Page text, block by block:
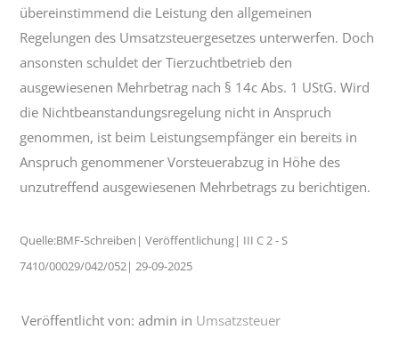
übereinstimmend die Leistung den allgemeinen
Regelungen des Umsatzsteuergesetzes unterwerfen. Doch
ansonsten schuldet der Tierzuchtbetrieb den
ausgewiesenen Mehrbetrag nach § 14c Abs. 1 UStG. Wird
die Nichtbeanstandungsregelung nicht in Anspruch
genommen, ist beim Leistungsempfänger ein bereits in
Anspruch genommener Vorsteuerabzug in Höhe des
unzutreffend ausgewiesenen Mehrbetrags zu berichtigen.
Quelle:BMF-Schreiben| Veröffentlichung| III C 2 - S
7410/00029/042/052| 29-09-2025
Veröffentlicht von: admin in Umsatzsteuer